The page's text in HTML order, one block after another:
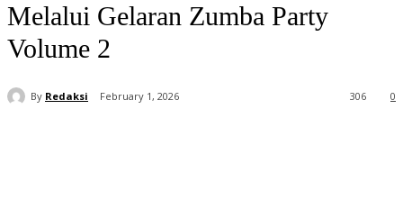
Melalui Gelaran Zumba Party
Volume 2
By Redaksi February 1, 2026 0
306